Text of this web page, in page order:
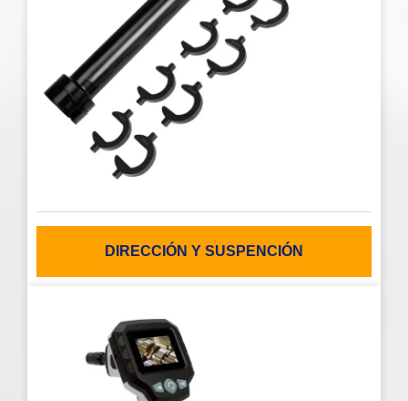
DIRECCIÓN Y SUSPENCIÓN